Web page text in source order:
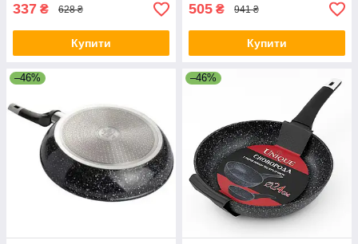
337 ₴ 628 ₴
Купити
505 ₴ 941 ₴
Купити
–46% –46%